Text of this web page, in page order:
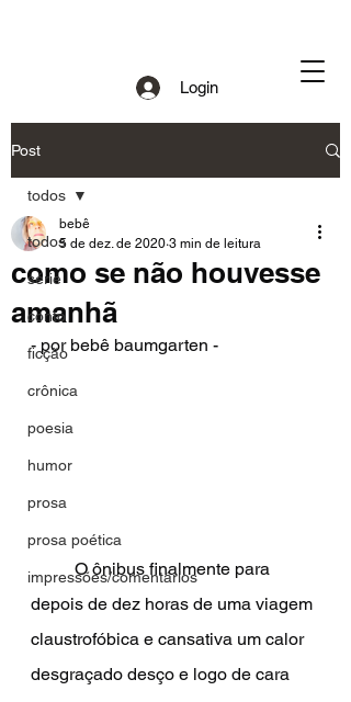
Login
Post
todos
série
conto
ficção
crônica
poesia
humor
prosa
prosa poética
impressões/comentários
todos
como se não houvesse
amanhã
bebê
5 de dez. de 2020 3 min de leitura
- por bebê baumgarten -
depois de dez horas de uma viagem
claustrofóbica e cansativa um calor
desgraçado desço e logo de cara